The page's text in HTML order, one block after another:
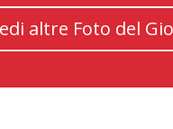
altre Foto del